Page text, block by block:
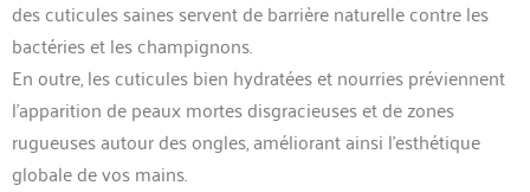
des cuticules saines servent de barrière naturelle contre les
bactéries et les champignons.
En outre, les cuticules bien hydratées et nourries préviennent
l’apparition de peaux mortes disgracieuses et de zones
rugueuses autour des ongles, améliorant ainsi l’esthétique
globale de vos mains.